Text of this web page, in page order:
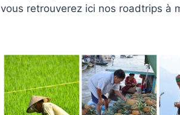
vous retrouverez ici nos roadtrips à